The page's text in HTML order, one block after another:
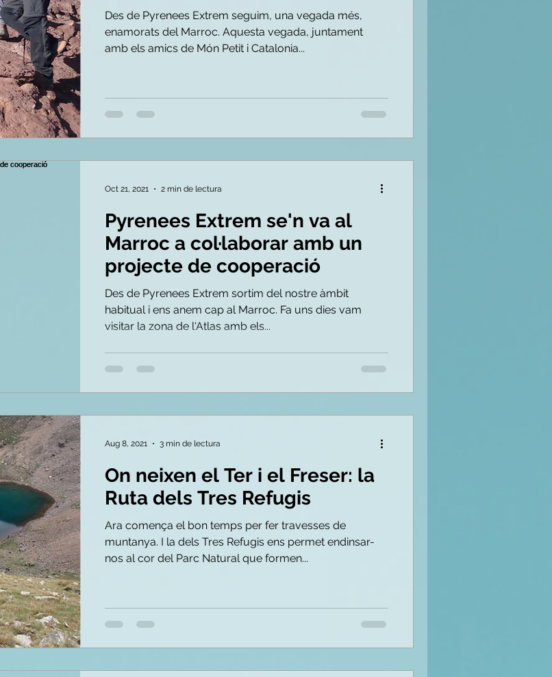
Des de Pyrenees Extrem seguim, una vegada més,
enamorats del Marroc. Aquesta vegada, juntament
amb els amics de Món Petit i Catalonia...
Pyrenees Extrem se'n va al
Marroc a col·laborar amb un
projecte de cooperació
Des de Pyrenees Extrem sortim del nostre àmbit
habitual i ens anem cap al Marroc. Fa uns dies vam
visitar la zona de l'Atlas amb els...
Oct 21, 2021 2 min de lectura
On neixen el Ter i el Freser: la
Ruta dels Tres Refugis
Ara comença el bon temps per fer travesses de
muntanya. I la dels Tres Refugis ens permet endinsar-
nos al cor del Parc Natural que formen...
Aug 8, 2021 3 min de lectura